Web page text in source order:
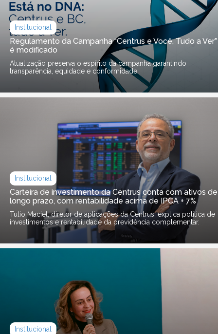
Institucional
Regulamento da Campanha “Centrus e Você, Tudo a Ver”
é modificado
Atualização preserva o espírito da campanha garantindo
transparência, equidade e conformidade
Institucional
Carteira de investimento da Centrus conta com ativos de
longo prazo, com rentabilidade acima de IPCA + 7%
Tulio Maciel, diretor de aplicações da Centrus, explica política de
investimentos e rentabilidade da previdência complementar.
Institucional